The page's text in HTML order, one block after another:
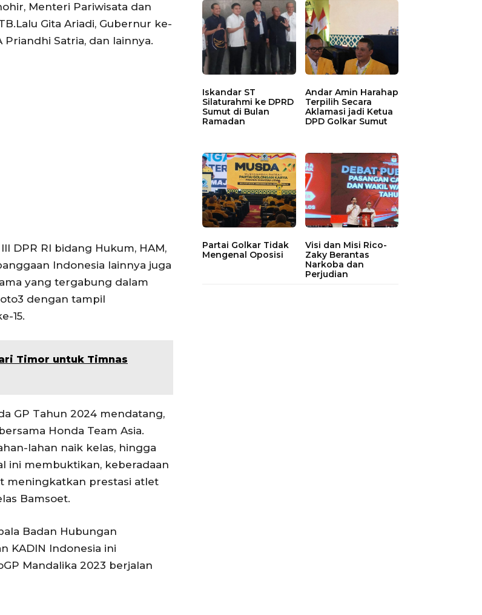
Menteri Pariwisata dan
Gita Ariadi, Gubernur ke-
Satria, dan lainnya.
DPR RI bidang Hukum, HAM,
Indonesia lainnya juga
yang tergabung dalam
dengan tampil
15.
Timor untuk Timnas
GP Tahun 2024 mendatang,
Honda Team Asia.
lahan naik kelas, hingga
ini membuktikan, keberadaan
meningkatkan prestasi atlet
Bamsoet.
Badan Hubungan
KADIN Indonesia ini
Mandalika 2023 berjalan
Iskandar ST
Silaturahmi ke DPRD
Sumut di Bulan
Ramadan
Andar Amin Harahap
Terpilih Secara
Aklamasi jadi Ketua
DPD Golkar Sumut
Partai Golkar Tidak
Mengenal Oposisi
Visi dan Misi Rico-
Zaky Berantas
Narkoba dan
Perjudian